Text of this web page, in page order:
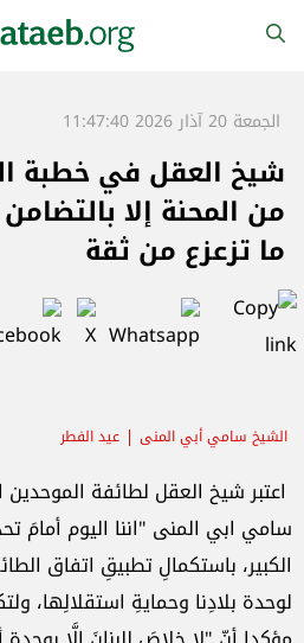
الجمعة 20 آذار 2026 11:47:40
شيخ العقل في خطبة
من المحنة إلا
ما تزعزع من ثقة
الشيخ سامي أبي المنى عيد الفطر
اعتبر شيخ العقل لطائفة الموحدين
سامي ابي المنى "اننا اليوم أمامَ
الكبير، باستكمالِ تطبيقِ اتفاق
لوحدة بلادِنا وحمايةِ استقلالِها،